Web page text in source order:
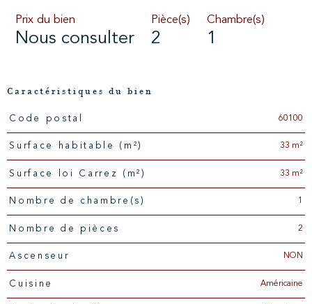
Prix du bien
Nous consulter
Pièce(s)
2
Chambre(s)
1
Caractéristiques du bien
Caractéristiques Valeurs
Code postal 60100
Surface habitable (m²) 33 m²
Surface loi Carrez (m²) 33 m²
Nombre de chambre(s) 1
Nombre de pièces 2
Ascenseur NON
Cuisine Américaine